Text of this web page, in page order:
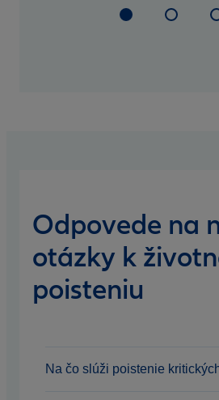
Odpovede na
otázky k
poisteniu
Na čo slúži poistenie